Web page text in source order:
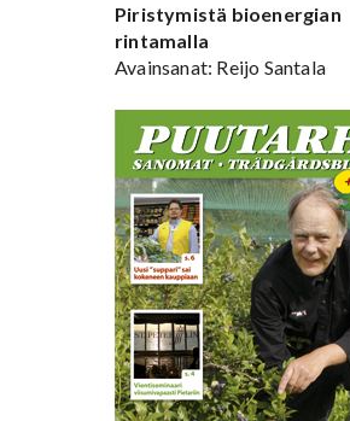
Piristymistä bioenergian
rintamalla
Avainsanat: Reijo Santala